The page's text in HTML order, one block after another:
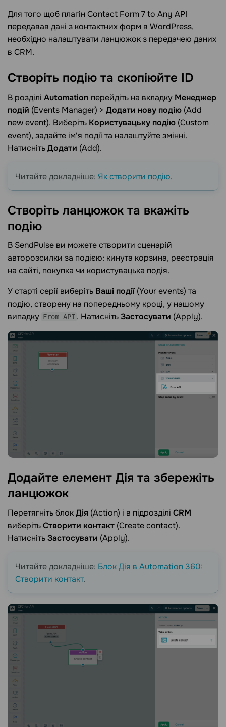
Для того щоб плагін Contact Form 7 to Any API
передавав дані з контактних форм в WordPress,
необхідно налаштувати ланцюжок з передачею даних
в CRM.
Створіть подію та скопіюйте ID
В розділі Automation перейдіть на вкладку Менеджер
подій (Events Manager) > Додати нову подію (Add
new event). Виберіть Користувацьку подію (Custom
event), задайте ім'я події та налаштуйте змінні.
НатиснітьДодати (Add).
Читайте докладніше: Як створити подію.
Створіть ланцюжок та вкажіть
подію
В SendPulse ви можете створити сценарій
авторозсилки за подією: кинута корзина, реєстрація
на сайті, покупка чи користувацька подія.
У старті серії виберіть Ваші події(Your events) та
подію, створену на попередньому кроці, у нашому
випадку From API . НатиснітьЗастосувати (Apply).
Додайте елемент Дія та збережіть
ланцюжок
Перетягніть блокДія (Action) і в підрозділі CRM
виберітьСтворити контакт (Create contact).
НатиснітьЗастосувати (Apply).
Читайте докладніше: Блок Дія в Automation 360:
Створити контакт.